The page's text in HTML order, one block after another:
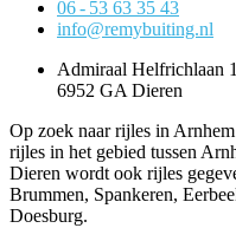
06 - 53 63 35 43
info@remybuiting.nl
Admiraal Helfrichlaan
6952 GA Dieren
Op zoek naar rijles in
rijles in het gebied tussen
Dieren wordt ook rijles
Brummen, Spankeren,
Doesburg.